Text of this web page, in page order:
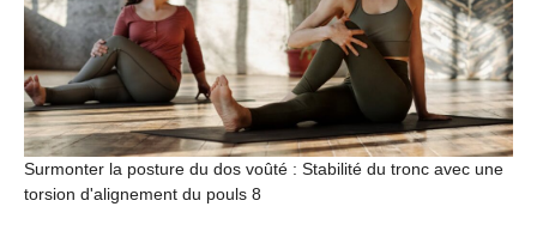
Surmonter la posture du dos voûté : Stabilité du tronc avec une
torsion d'alignement du pouls 8